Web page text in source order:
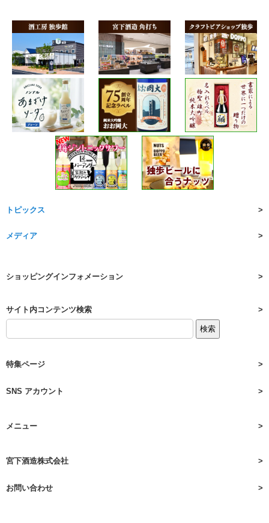
トピックス
メディア
ショッピングインフォメーション
サイト内コンテンツ検索
特集ページ
SNS アカウント
メニュー
宮下酒造株式会社
お問い合わせ